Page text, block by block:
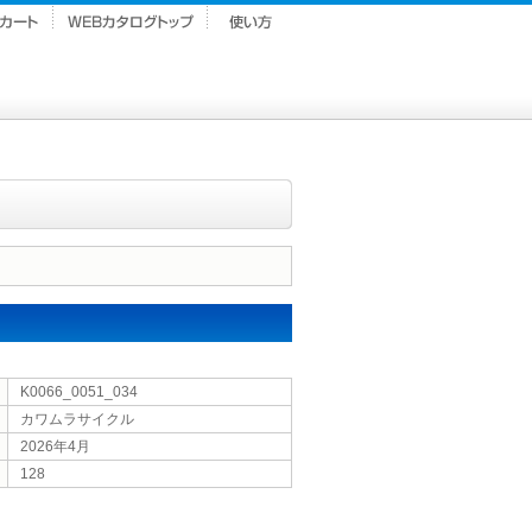
K0066_0051_034
カワムラサイクル
2026年4月
128